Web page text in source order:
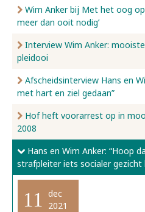
Wim Anker bij Met het oog
meer dan ooit nodig’
Interview Wim Anker:
pleidooi
Afscheidsinterview Hans en
met hart en ziel gedaan”
Hof heft voorarrest op in
2008
Hans en Wim Anker: “Hoop
strafpleiter iets socialer gezicht
11
dec
2021